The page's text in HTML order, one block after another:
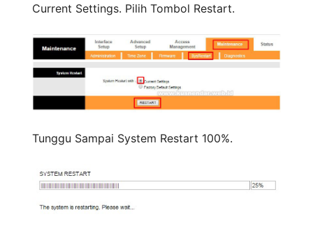
Current Settings. Pilih Tombol Restart.
Tunggu Sampai System Restart 100%.